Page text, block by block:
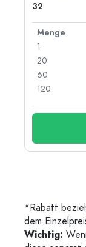
32
Menge
1
20
60
120
*Rabatt
dem
Wichtig: